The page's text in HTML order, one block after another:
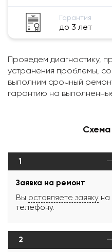
Гарантия
до 3 лет
Проведем диагностику,
устранения проблемы,
выполним срочный
гарантию на
1
Заявка на ремонт
Вы оставляете заявку на
телефону.
2